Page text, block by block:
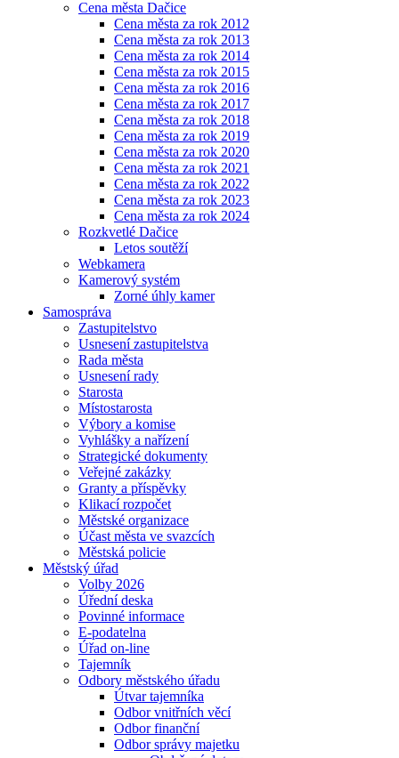
Cena města Dačice
Cena města za rok 2012
Cena města za rok 2013
Cena města za rok 2014
Cena města za rok 2015
Cena města za rok 2016
Cena města za rok 2017
Cena města za rok 2018
Cena města za rok 2019
Cena města za rok 2020
Cena města za rok 2021
Cena města za rok 2022
Cena města za rok 2023
Cena města za rok 2024
Rozkvetlé Dačice
Letos soutěží
Webkamera
Kamerový systém
Zorné úhly kamer
Samospráva
Zastupitelstvo
Usnesení zastupitelstva
Rada města
Usnesení rady
Starosta
Místostarosta
Výbory a komise
Vyhlášky a nařízení
Strategické dokumenty
Veřejné zakázky
Granty a příspěvky
Klikací rozpočet
Městské organizace
Účast města ve svazcích
Městská policie
Městský úřad
Volby 2026
Úřední deska
Povinné informace
E-podatelna
Úřad on-line
Tajemník
Odbory městského úřadu
Útvar tajemníka
Odbor vnitřních věcí
Odbor finanční
Odbor správy majetku